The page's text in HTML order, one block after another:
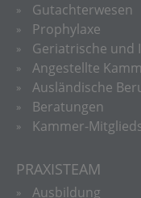
Gutachterwesen
Prophylaxe
Geriatrische und
Angestellte
Ausländische
Beratungen
Kammer-
PRAXISTEAM
Ausbildung